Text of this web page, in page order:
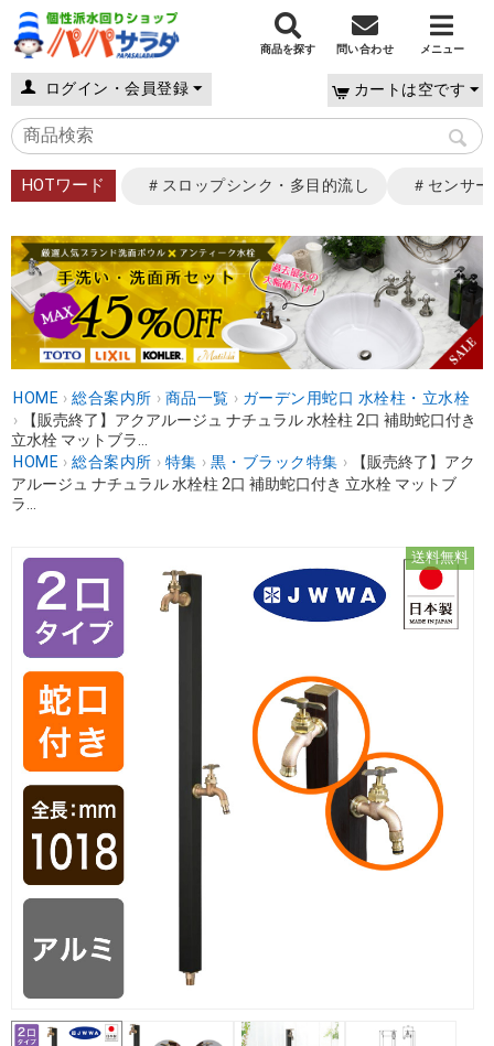
商品を探す 問い合わせ メニュー
ログイン・会員登録 カートは空です
HOTワード ＃スロップシンク・多目的流し ＃センサ
HOME › 総合案内所 › 商品一覧 › ガーデン用蛇口 水栓柱・立水栓
›
【販売終了】アクアルージュ ナチュラル 水栓柱 2口 補助蛇口付き
立水栓 マットブラ...
HOME › 総合案内所 › 特集 › 黒・ブラック特集 ›
【販売終了】アク
アルージュ ナチュラル 水栓柱 2口 補助蛇口付き 立水栓 マットブ
ラ...
送料無料